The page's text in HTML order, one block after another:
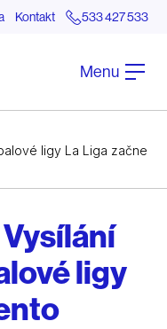
Kontakt 533 427 533
Menu
ligy La Liga začne
ligy